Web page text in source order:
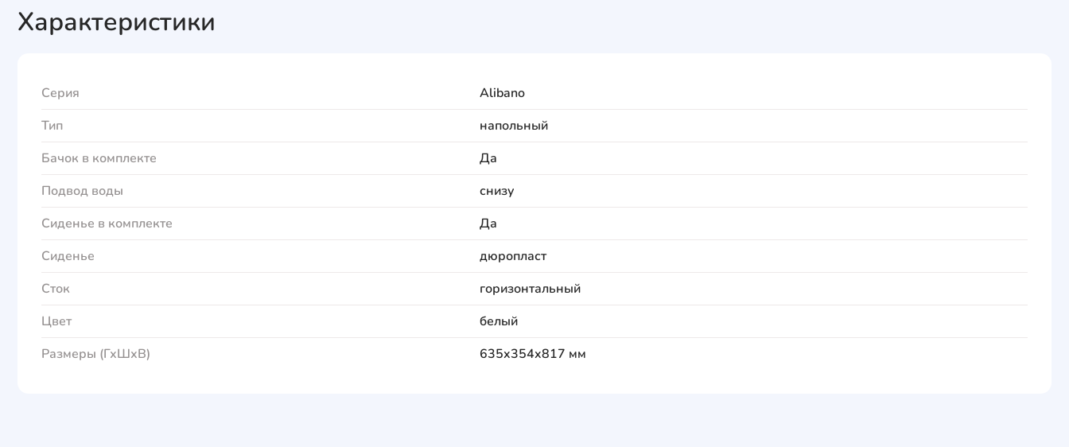
Характеристики
Серия
Alibano
Тип
напольный
Бачок в комплекте
Да
Подвод воды
снизу
Сиденье в комплекте
Да
Сиденье
дюропласт
Сток
горизонтальный
Цвет
белый
Размеры (ГхШхВ)
635x354x817 мм